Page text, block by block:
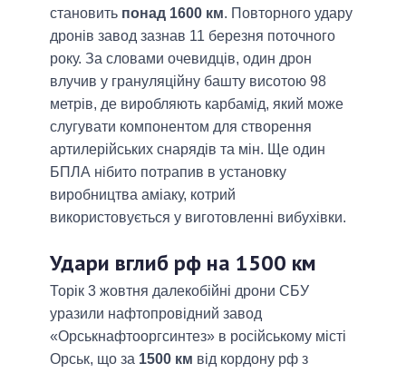
становить понад 1600 км. Повторного удару
дронів завод зазнав 11 березня поточного
року. За словами очевидців, один дрон
влучив у грануляційну башту висотою 98
метрів, де виробляють карбамід, який може
слугувати компонентом для створення
артилерійських снарядів та мін. Ще один
БПЛА нібито потрапив в установку
виробництва аміаку, котрий
використовується у виготовленні вибухівки.
Удари вглиб рф на 1500 км
Торік 3 жовтня далекобійні дрони СБУ
уразили нафтопровідний завод
«Орськнафтооргсинтез» в російському місті
Орськ, що за 1500 км від кордону рф з